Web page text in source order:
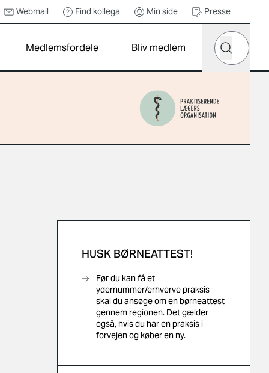
Webmail Find kollega Min side Presse
Medlemsfordele Bliv medlem
Hvad leder
Søg
HUSK BØRNEATTEST!
Før du kan få et
ydernummer/erhverve praksis
skal du ansøge om en børneattest
gennem regionen. Det gælder
også, hvis du har en praksis i
forvejen og køber en ny.